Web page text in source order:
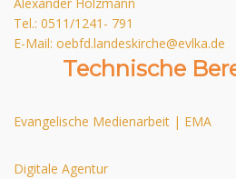
Tel.: 0511/1241- 791
E-Mail: oebfd.landeskirche@evlka.de
Technische
Evangelische Medienarbeit | EMA
Digitale Agentur